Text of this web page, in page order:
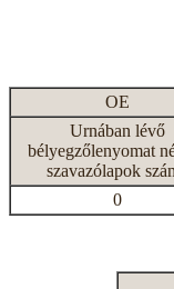
OE
Urnában lévő
bélyegzőlenyomat
szavazólapok
0